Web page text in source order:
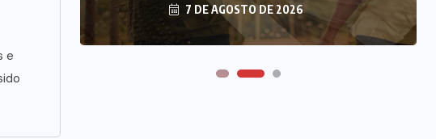
e
7 DE AGOSTO DE 2026